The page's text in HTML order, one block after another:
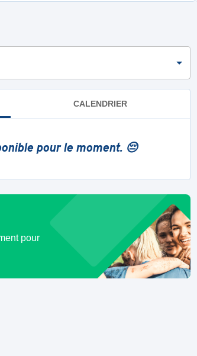
CALENDRIER
pour le moment. 😔
pour